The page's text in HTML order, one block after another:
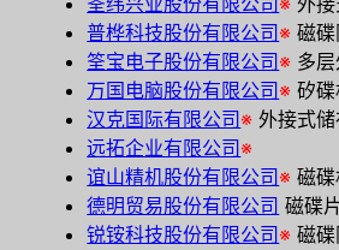
普桦科技股份有限公司 ※磁
筌宝电子股份有限公司 ※ 多
万国电脑股份有限公司 ※矽
汉克国际有限公司 ※外接式
远拓企业有限公司 ※
谊山精机股份有限公司 ※磁
德明贸易股份有限公司 磁碟
锐铵科技股份有限公司 ※磁